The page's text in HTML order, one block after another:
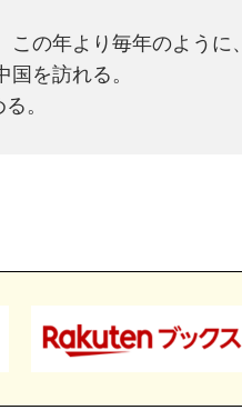
の年より毎年のように、
を訪れる。
。